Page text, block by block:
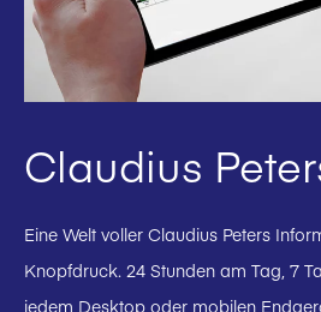
Claudius
Eine Welt voller Claudius Peters
Knopfdruck. 24 Stunden am Tag, 7
jedem Desktop oder mobilen